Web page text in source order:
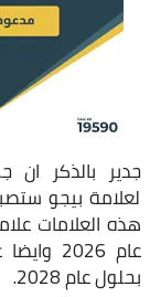
جدير بالذكر ان
لعلامة بيجو
هذه العلامات
عام 2026 وايضا علامة
بحلول عام 2028.